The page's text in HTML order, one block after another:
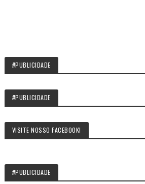
#PUBLICIDADE
#PUBLICIDADE
VISITE NOSSO FACEBOOK!
#PUBLICIDADE